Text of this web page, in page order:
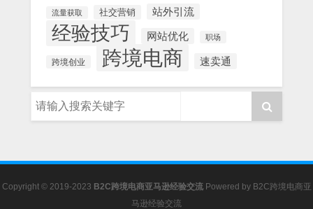
流量获取 社交营销 站外引流
经验技巧 网站优化 职场
跨境创业 跨境电商 速卖通
Copyright © 2019-2023 B2C跨境电商亚马逊经验交流 Powered by B2C跨境电商亚
马逊经验交流